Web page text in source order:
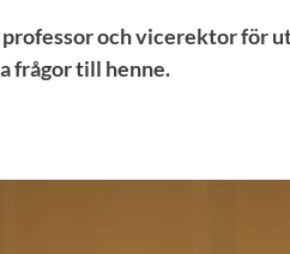
och vicerektor för
frågor till henne.